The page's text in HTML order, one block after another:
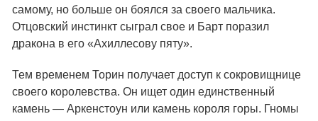
самому, но больше он боялся за своего мальчика.
Отцовский инстинкт сыграл свое и Барт поразил
дракона в его «Ахиллесову пяту».
Тем временем Торин получает доступ к сокровищнице
своего королевства. Он ищет один единственный
камень — Аркенстоун или камень короля горы. Гномы